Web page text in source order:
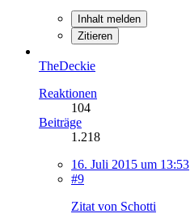
Inhalt melden
Zitieren
TheDeckie
Reaktionen
104
Beiträge
1.218
16. Juli 2015 um 13:53
#9
Zitat von Schotti